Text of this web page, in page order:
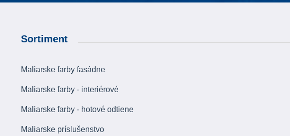
Sortiment
Maliarske farby fasádne
Maliarske farby - interiérové
Maliarske farby - hotové odtiene
Maliarske príslušenstvo